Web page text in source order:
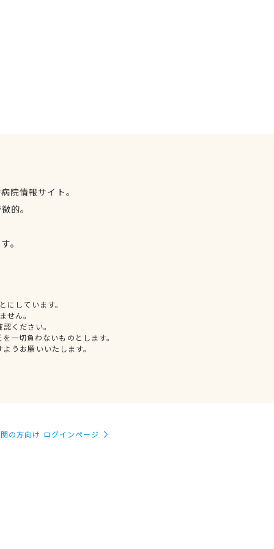
院情報サイト。
的。
。
しています。
せん。
ください。
一切負わないものとします。
うお願いいたします。
の方向け ログインページ